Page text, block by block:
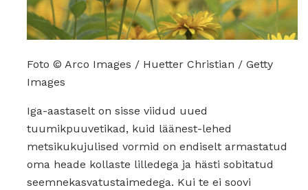
Foto © Arco Images / Huetter Christian / Getty
Images
Iga-aastaselt on sisse viidud uued
tuumikpuuvetikad, kuid läänest-lehed
metsikukujulised vormid on endiselt armastatud
oma heade kollaste lilledega ja hästi sobitatud
seemnekasvatustaimedega. Kui te ei soovi